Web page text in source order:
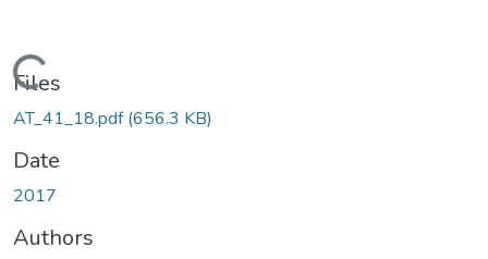
Loading...
Files
AT_41_18.pdf(656.3 KB)
Date
2017
Authors